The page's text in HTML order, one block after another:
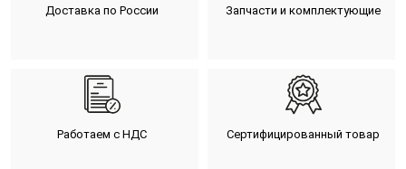
Доставка по России Запчасти и комплектующие
Работаем с НДС Сертифицированный товар